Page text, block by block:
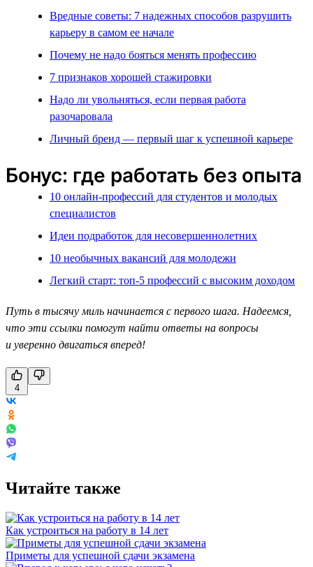
Вредные советы: 7 надежных способов разрушить
карьеру в самом ее начале
Почему не надо бояться менять профессию
7 признаков хорошей стажировки
Надо ли увольняться, если первая работа
разочаровала
Личный бренд — первый шаг к успешной карьере
Бонус: где работать без опыта
10 онлайн-профессий для студентов и молодых
специалистов
Идеи подработок для несовершеннолетних
10 необычных вакансий для молодежи
Легкий старт: топ-5 профессий с высоким доходом
Путь в тысячу миль начинается с первого шага. Надеемся,
что эти ссылки помогут найти ответы на вопросы
и уверенно двигаться вперед!
4
Читайте также
Как устроиться на работу в 14 лет
Приметы для успешной сдачи экзамена